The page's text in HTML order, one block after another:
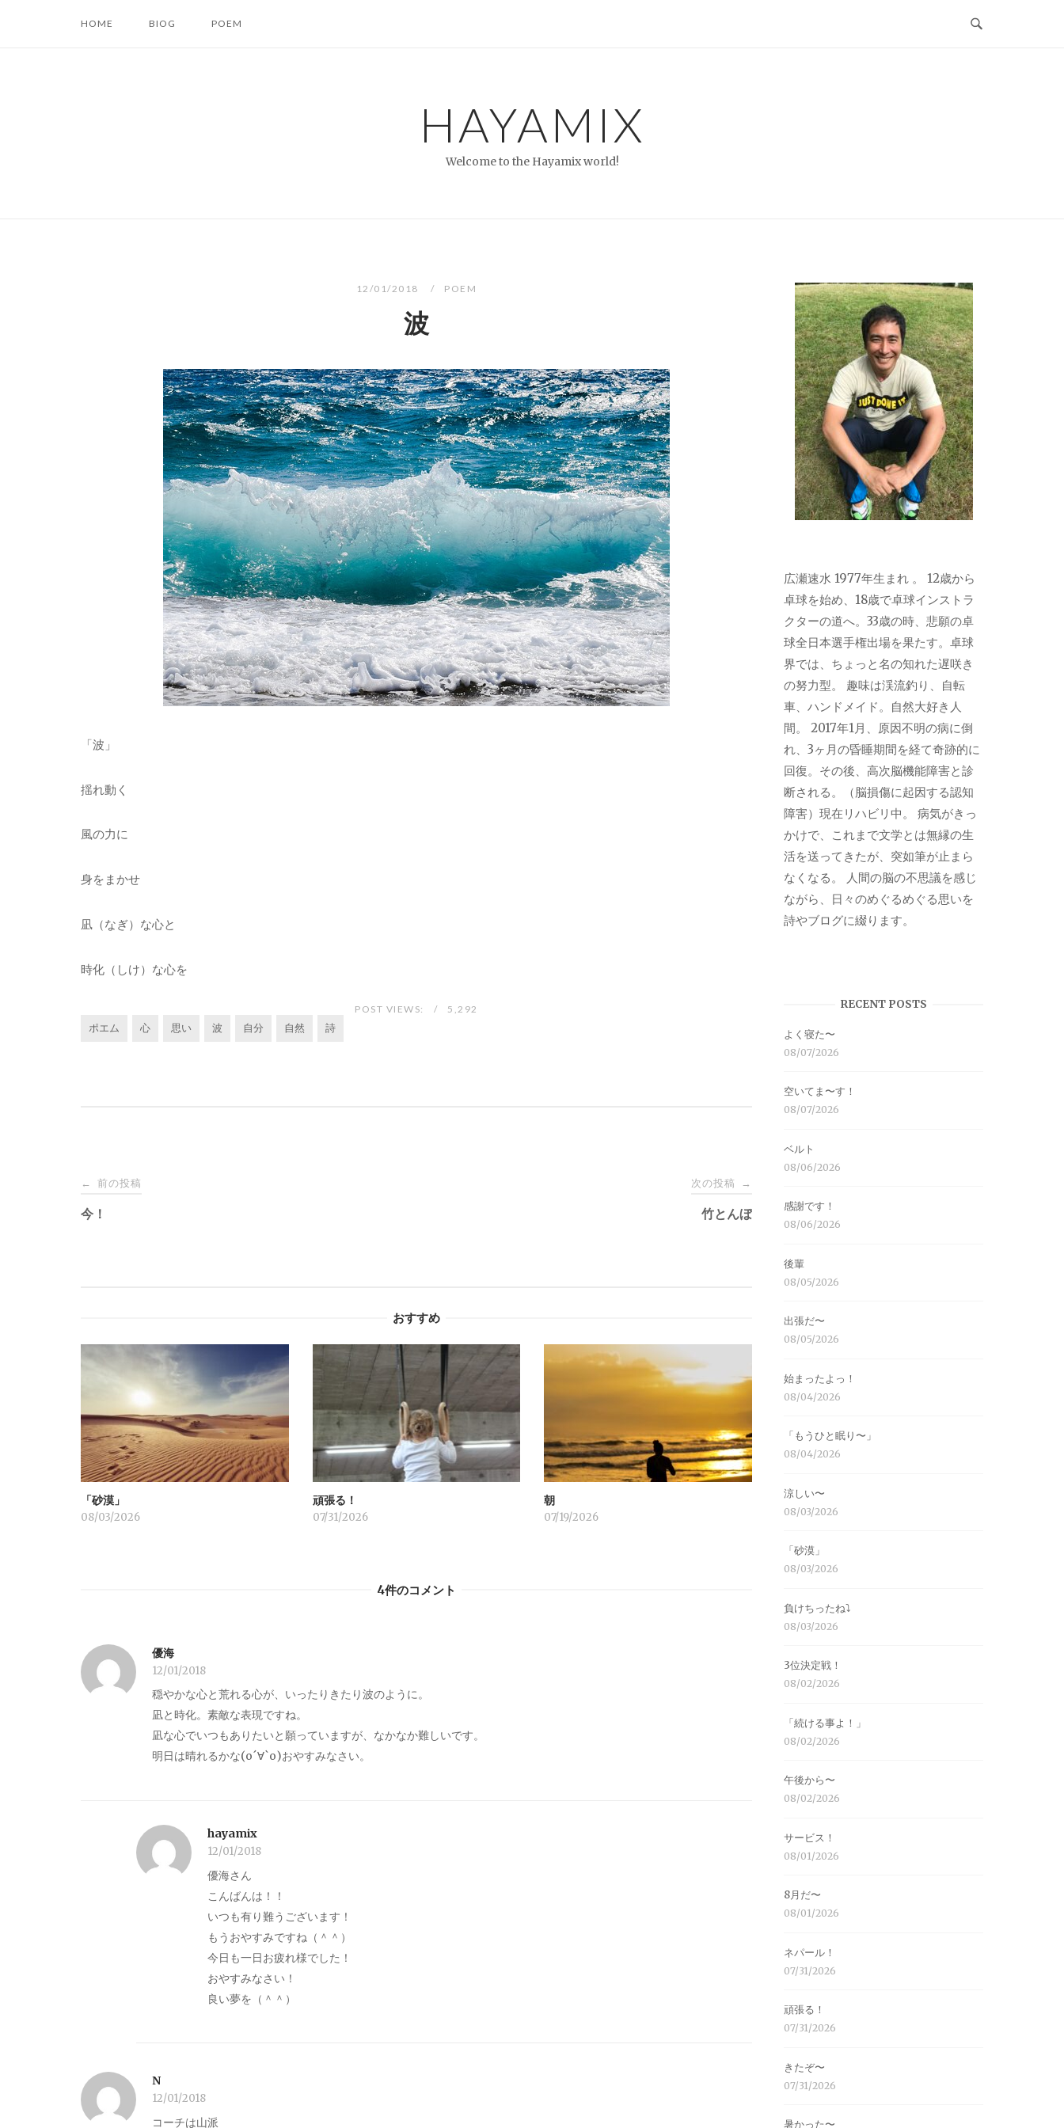
HOME BIOG POEM
HAYAMIX
Welcome to the Hayamix world!
12/01/2018 POEM
波
「波」
揺れ動く
風の力に
身をまかせ
凪（なぎ）な心と
時化（しけ）な心を
POST VIEWS: 5,292
ポエム 心 思い 波 自分 自然 詩
投
稿
ゲ
ー
シ
ョ
ン
← 前の投稿
今！
次の投稿 →
竹とんぼ
おすすめ
「砂漠」
08/03/2026
頑張る！
07/31/2026
朝
07/19/2026
4件のコメント
優海
12/01/2018
穏やかな心と荒れる心が、いったりきたり波のように。
凪と時化。素敵な表現ですね。
凪な心でいつもありたいと願っていますが、なかなか難しいです。
明日は晴れるかな(о´∀`о)おやすみなさい。
hayamix
12/01/2018
優海さん
こんばんは！！
いつも有り難うございます！
もうおやすみですね（＾＾）
今日も一日お疲れ様でした！
おやすみなさい！
良い夢を（＾＾）
N
12/01/2018
コーチは山派
広瀬速水 1977年生まれ 。 12歳から
卓球を始め、18歳で卓球インストラ
クターの道へ。33歳の時、悲願の卓
球全日本選手権出場を果たす。卓球
界では、ちょっと名の知れた遅咲き
の努力型。 趣味は渓流釣り、自転
車、ハンドメイド。自然大好き人
間。 2017年1月、原因不明の病に倒
れ、3ヶ月の昏睡期間を経て奇跡的に
回復。その後、高次脳機能障害と診
断される。（脳損傷に起因する認知
障害）現在リハビリ中。 病気がきっ
かけで、これまで文学とは無縁の生
活を送ってきたが、突如筆が止まら
なくなる。 人間の脳の不思議を感じ
ながら、日々のめぐるめぐる思いを
詩やブログに綴ります。
RECENT POSTS
よく寝た〜
08/07/2026
空いてま〜す！
08/07/2026
ベルト
08/06/2026
感謝です！
08/06/2026
後輩
08/05/2026
出張だ〜
08/05/2026
始まったよっ！
08/04/2026
「もうひと眠り〜」
08/04/2026
涼しい〜
08/03/2026
「砂漠」
08/03/2026
負けちったね⤵︎
08/03/2026
3位決定戦！
08/02/2026
「続ける事よ！」
08/02/2026
午後から〜
08/02/2026
サービス！
08/01/2026
8月だ〜
08/01/2026
ネパール！
07/31/2026
頑張る！
07/31/2026
きたぞ〜
07/31/2026
暑かった〜